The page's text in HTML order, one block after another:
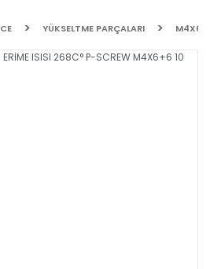
YÜKSELTME PARÇALARI